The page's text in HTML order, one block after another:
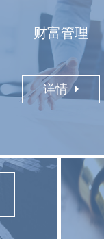
财富管理
详情